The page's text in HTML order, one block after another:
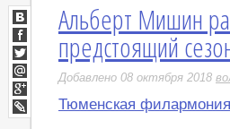
Альберт Мишин
предстоящий
Добавлено 08 октября 2018
Тюменская филармония
ВКонтакте
Facebook
Twitter
Мой
Мир
Google+
LiveJournal